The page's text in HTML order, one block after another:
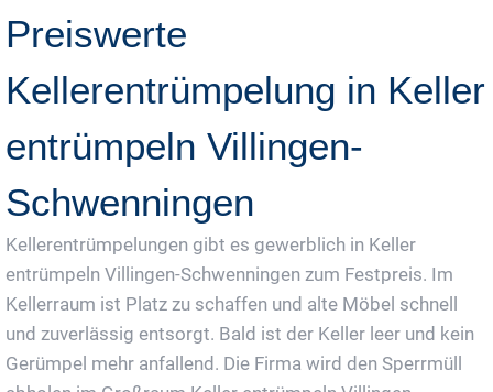
Preiswerte
Kellerentrümpelung in Keller
entrümpeln Villingen-
Schwenningen
Kellerentrümpelungen gibt es gewerblich in Keller
entrümpeln Villingen-Schwenningen zum Festpreis. Im
Kellerraum ist Platz zu schaffen und alte Möbel schnell
und zuverlässig entsorgt. Bald ist der Keller leer und kein
Gerümpel mehr anfallend. Die Firma wird den Sperrmüll